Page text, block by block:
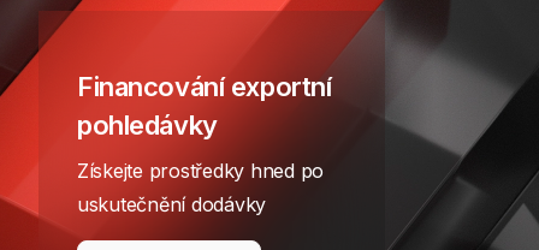
Financování exportní
pohledávky
Získejte prostředky hned po
uskutečnění dodávky